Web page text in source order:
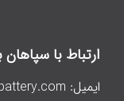
ارتباط با سپاهان
ایمیل: